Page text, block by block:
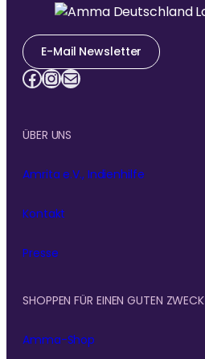
E-Mail Newsletter
Facebook InstagramE-Mail
ÜBER UNS
Amrita e.V., Indienhilfe
Kontakt
Presse
SHOPPEN FÜR EINEN GUTEN ZWECK
Amma-Shop